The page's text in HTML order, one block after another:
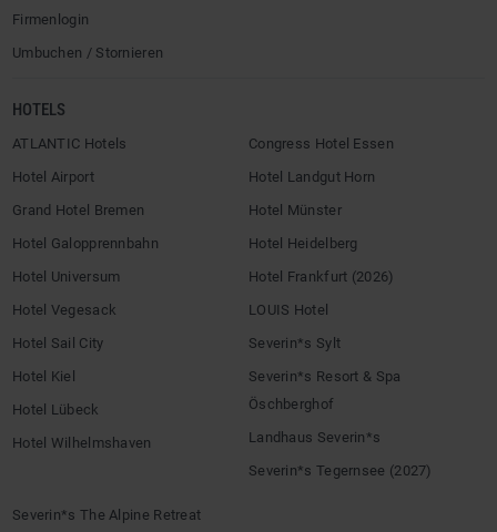
Firmenlogin
Umbuchen / Stornieren
HOTELS
ATLANTIC Hotels
Hotel Airport
Grand Hotel Bremen
Hotel Galopprennbahn
Hotel Universum
Hotel Vegesack
Hotel Sail City
Hotel Kiel
Hotel Lübeck
Hotel Wilhelmshaven
Congress Hotel Essen
Hotel Landgut Horn
Hotel Münster
Hotel Heidelberg
Hotel Frankfurt (2026)
LOUIS Hotel
Severin*s Sylt
Severin*s Resort & Spa
Öschberghof
Landhaus Severin*s
Severin*s Tegernsee (2027)
Severin*s The Alpine Retreat